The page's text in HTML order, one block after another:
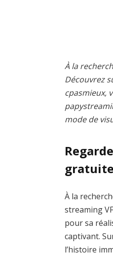
À la
Découvrez
cpasmieux,
mode de
À la
streaming
pour sa
captivant.
l’histoire